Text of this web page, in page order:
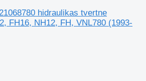
hidraulikas tvertne
FH16, NH12, FH, VNL780 (1993-